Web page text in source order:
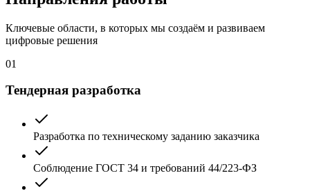
Ключевые области, в которых мы создаём и развиваем
цифровые решения
01
Тендерная разработка
Разработка по техническому заданию заказчика
Соблюдение ГОСТ 34 и требований 44/223-ФЗ